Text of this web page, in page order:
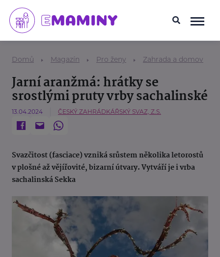
Domů Magazín Pro ženy Zahrada a domov
Jarní aranžmá: hrátky se
srostlými pruty vrby sachalinské
13.04.2024 ČESKÝ ZAHRÁDKÁŘSKÝ SVAZ, Z.S.
Svazčitost (fasciace) vzniká srůstem několika letorostů
v plošné až vějířovité, bizarní útvary. Vytváří je i vrba
sachalinská Sekka